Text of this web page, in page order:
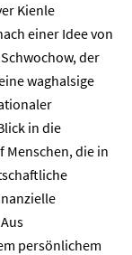
Kienle
einer Idee von
der
waghalsige
in die
Menschen, die in
persönlichem